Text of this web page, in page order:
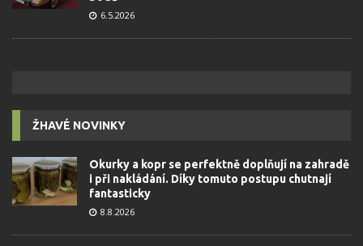
6.5.2026
ŽHAVÉ NOVINKY
Okurky a kopr se perfektně doplňují na zahradě
i při nakládání. Díky tomuto postupu chutnají
fantasticky
8.8.2026